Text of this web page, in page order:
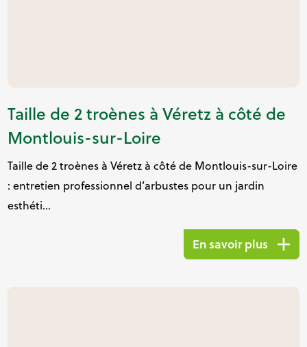
Taille de 2 troènes à Véretz à côté de
Montlouis-sur-Loire
Taille de 2 troènes à Véretz à côté de Montlouis-sur-Loire
: entretien professionnel d’arbustes pour un jardin
esthéti...
En savoir plus